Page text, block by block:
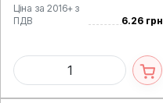
Ціна за 2016+ з
ПДВ
6.26 грн